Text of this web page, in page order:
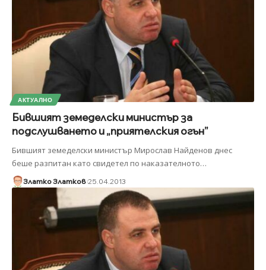
АКТУАЛНО
Бившият земеделски министър за
подслушването и „приятелския огън”
Бившият земеделски министър Мирослав Найденов днес
беше разпитан като свидетел по наказателното…
Златко Златков 25.04.2013